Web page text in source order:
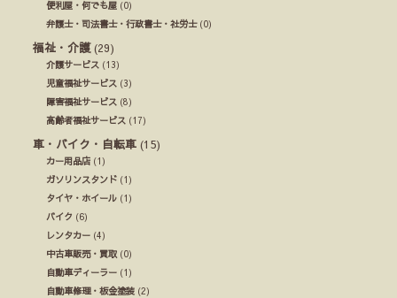
便利屋・何でも屋 (0)
弁護士・司法書士・行政書士・社労士(0)
福祉・介護(29)
介護サービス (13)
児童福祉サービス (3)
障害福祉サービス (8)
高齢者福祉サービス (17)
車・バイク・自転車 (15)
カー用品店 (1)
ガソリンスタンド (1)
タイヤ・ホイール (1)
バイク (6)
レンタカー (4)
中古車販売・買取 (0)
自動車ディーラー (1)
自動車修理・板金塗装 (2)